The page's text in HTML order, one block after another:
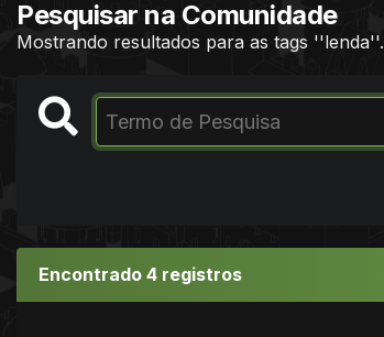
Pesquisar na Comunidade
Mostrando resultados para as tags ''lenda''.
Encontrado 4 registros